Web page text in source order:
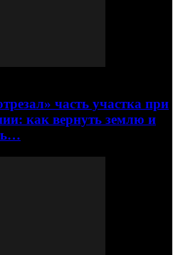
часть участка при
как вернуть землю и